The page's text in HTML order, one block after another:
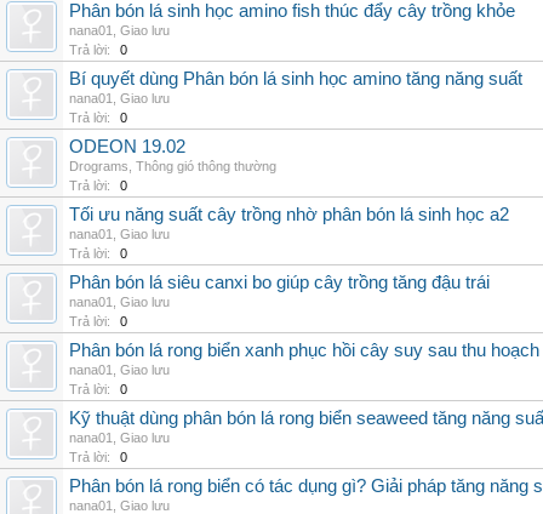
Phân bón lá sinh học amino fish thúc đẩy cây trồng khỏe
nana01
Giao lưu
Trả lời:
0
Bí quyết dùng Phân bón lá sinh học amino tăng năng suất
nana01
Giao lưu
Trả lời:
0
ODEON 19.02
Drograms Thông gió thông thường
Trả lời:
0
Tối ưu năng suất cây trồng nhờ phân bón lá sinh học a2
nana01
Giao lưu
Trả lời:
0
Phân bón lá siêu canxi bo giúp cây trồng tăng đậu trái
nana01
Giao lưu
Trả lời:
0
Phân bón lá rong biển xanh phục hồi cây suy sau thu hoạch
nana01
Giao lưu
Trả lời:
0
Kỹ thuật dùng phân bón lá rong biển seaweed tăng năng
nana01
Giao lưu
Trả lời:
0
Phân bón lá rong biển có tác dụng gì? Giải pháp tăng năng
nana01
Giao lưu